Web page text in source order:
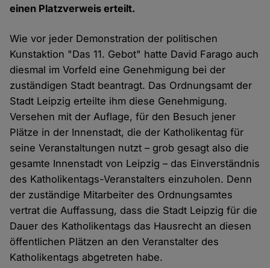
einen Platzverweis erteilt.
Wie vor jeder Demonstration der politischen
Kunstaktion "Das 11. Gebot" hatte David Farago auch
diesmal im Vorfeld eine Genehmigung bei der
zuständigen Stadt beantragt. Das Ordnungsamt der
Stadt Leipzig erteilte ihm diese Genehmigung.
Versehen mit der Auflage, für den Besuch jener
Plätze in der Innenstadt, die der Katholikentag für
seine Veranstaltungen nutzt – grob gesagt also die
gesamte Innenstadt von Leipzig – das Einverständnis
des Katholikentags-Veranstalters einzuholen. Denn
der zuständige Mitarbeiter des Ordnungsamtes
vertrat die Auffassung, dass die Stadt Leipzig für die
Dauer des Katholikentags das Hausrecht an diesen
öffentlichen Plätzen an den Veranstalter des
Katholikentags abgetreten habe.